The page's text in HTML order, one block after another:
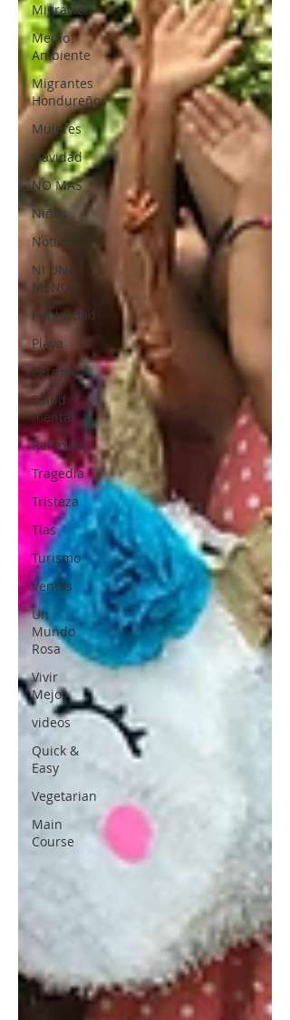
Migracion
Medio
Ambiente
Migrantes
Hondureños
Mujeres
Navidad
NO MAS
Niños
Noticias
NI UNA
MENOS
Publicidad
Playa
Perdon
Salud
mental
Reflexión
Tragedia
Tristeza
Tías
Turismo
Ventas
Un
Mundo
Rosa
Vivir
Mejor
videos
Quick &
Easy
Vegetarian
Main
Course